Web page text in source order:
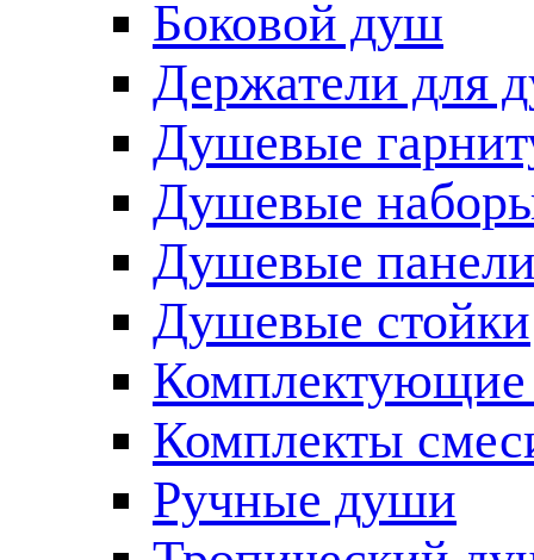
Боковой душ
Держатели для
Душевые
Душевые
Душевые
Душевые стойки
Комплекты
Ручные души